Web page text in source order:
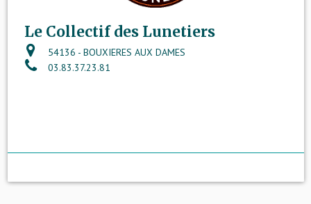
Le Collectif des Lunetiers
54136 - BOUXIERES AUX DAMES
03.83.37.23.81